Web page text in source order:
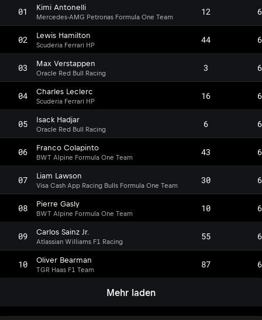
01 Kimi Antonelli
Mercedes-AMG Petronas Formula One Team 12
02 Lewis Hamilton
Scuderia Ferrari HP 44
03 Max Verstappen
Oracle Red Bull Racing 3
04 Charles Leclerc
Scuderia Ferrari HP 16
05 Isack Hadjar
Oracle Red Bull Racing 6
06 Franco Colapinto
BWT Alpine Formula One Team 43
07 Liam Lawson
Visa Cash App Racing Bulls Formula One Team 30
08 Pierre Gasly
BWT Alpine Formula One Team 10
09 Carlos Sainz Jr.
Atlassian Williams F1 Racing 55
10 Oliver Bearman
TGR Haas F1 Team 87
Mehr laden